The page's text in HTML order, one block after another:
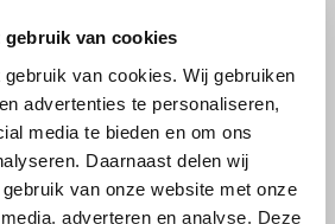
gebruik van cookies
van cookies. Wij gebruiken
advertenties te personaliseren,
media te bieden en om ons
Daarnaast delen wij
van onze website met onze
adverteren en analyse. Deze
Verzenden & retourneren